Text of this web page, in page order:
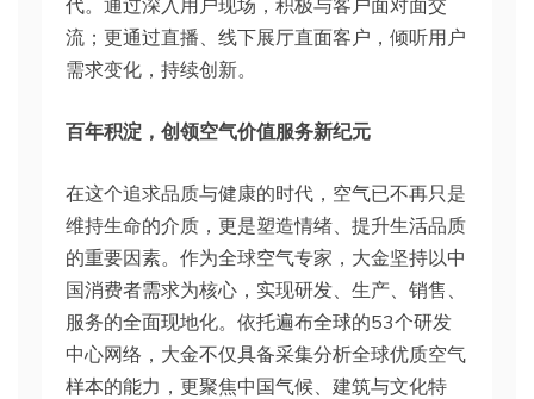
代。通过深入用户现场，积极与客户面对面交
流；更通过直播、线下展厅直面客户，倾听用户
需求变化，持续创新。
百年积淀，创领空气价值服务新纪元
在这个追求品质与健康的时代，空气已不再只是
维持生命的介质，更是塑造情绪、提升生活品质
的重要因素。作为全球空气专家，大金坚持以中
国消费者需求为核心，实现研发、生产、销售、
服务的全面现地化。依托遍布全球的53个研发
中心网络，大金不仅具备采集分析全球优质空气
样本的能力，更聚焦中国气候、建筑与文化特